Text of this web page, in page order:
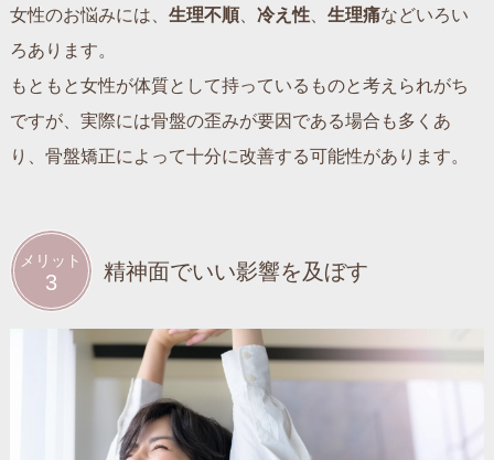
女性のお悩みには、 生理不順、 冷え性、 生理痛などいろい
ろあります。
もともと女性が体質として持っているものと考えられがち
ですが、実際には骨盤の歪みが要因である場合も多くあ
り、骨盤矯正によって十分に改善する可能性があります。
メリット
3 精神面でいい影響を及ぼす